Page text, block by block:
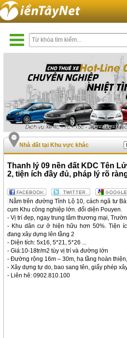
Nhà đất tại Khu vực khác
Thanh lý 09 nền đất KDC Tên
2, tiện ích đầy đủ, pháp lý rõ
Nằm trên đường Tỉnh Lộ 10, cách ngã tư
cụm Khu công nghiệp lớn. đối diện Pouyen.
- Vị trí đẹp, ngay trung tâm thương mại,
- Khu dân cư ở hiện hữu hơn 50%. Tiện
đang xây dựng lên tầng 2
- Diện tích: 5x16, 5*21, 5*26 ...
- Giá:10-18tr/m2 tùy vị trí và đường lớn
- Đường rộng 16m – 30m, hạ tầng hoàn
- Xây dựng tự do, bao sang tên, giấy phép
- Liên hê: 0902.810.100